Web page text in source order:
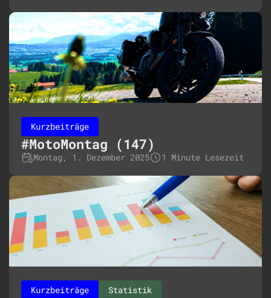
Kurzbeiträge
#MotoMontag (147)
Montag, 1. Dezember 2025 1 Minute Lesezeit
Kurzbeiträge Statistik